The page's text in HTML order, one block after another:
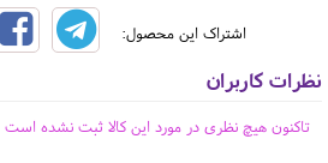
اشتراک این محصول:
نظرات کاربران
تاکنون هیچ نظری در مورد این کالا ثبت نشده است